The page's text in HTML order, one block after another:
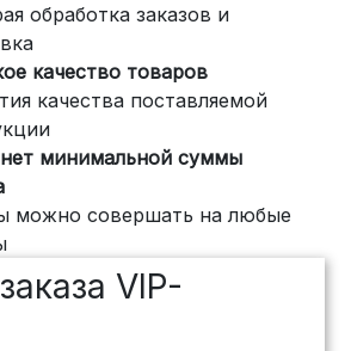
Сервис)
включает большие или
мы рекомендуем
услугами компаний,
на доставке
доставки — от 3 до 10
рассчитывается
(минимум
обработка заказов и
качество товаров
качества поставляемой
минимальной суммы
можно совершать на любые
VIP-